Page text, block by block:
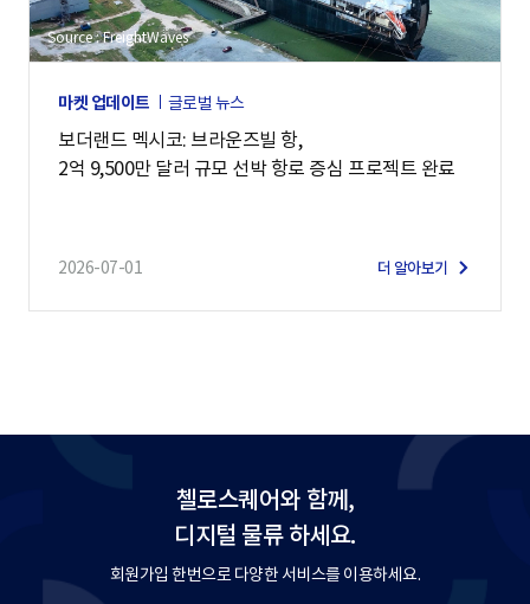
Source : FreightWaves
마켓 업데이트 글로벌 뉴스
보더랜드 멕시코: 브라운즈빌 항,
2억 9,500만 달러 규모 선박 항로 증심 프로젝트 완료
2026-07-01 더 알아보기
첼로스퀘어와 함께,
디지털 물류 하세요.
회원가입 한번으로 다양한 서비스를 이용하세요.